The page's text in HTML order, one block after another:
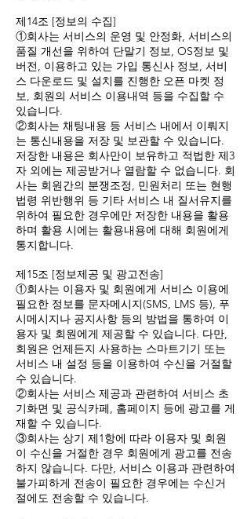
제14조 [정보의 수집]
①회사는 서비스의 운영 및 안정화, 서비스의
품질 개선을 위하여 단말기 정보, OS정보 및
버전, 이용하고 있는 가입 통신사 정보, 서비
스 다운로드 및 설치를 진행한 오픈 마켓 정
보, 회원의 서비스 이용내역 등을 수집할 수
있습니다.
②회사는 채팅내용 등 서비스 내에서 이뤄지
는 통신내용을 저장 및 보관할 수 있습니다.
저장한 내용은 회사만이 보유하고 적법한 제3
자 외에는 제공받거나 열람할 수 없습니다. 회
사는 회원간의 분쟁조정, 민원처리 또는 현행
법령 위반행위 등 기타 서비스 내 질서유지를
위하여 필요한 경우에만 저장한 내용을 활용
하며 활용 시에는 활용내용에 대해 회원에게
통지합니다.
제15조 [정보제공 및 광고전송]
①회사는 이용자 및 회원에게 서비스 이용에
필요한 정보를 문자메시지(SMS, LMS 등), 푸
시메시지나 공지사항 등의 방법을 통하여 이
용자 및 회원에게 제공할 수 있습니다. 다만,
회원은 언제든지 사용하는 스마트기기 또는
서비스 내 설정 등을 이용하여 수신을 거절할
수 있습니다.
②회사는 서비스 제공과 관련하여 서비스 초
기화면 및 공식카페, 홈페이지 등에 광고를 게
재할 수 있습니다.
③회사는 상기 제1항에 따라 이용자 및 회원
이 수신을 거절한 경우 회원에게 광고를 전송
하지 않습니다. 다만, 서비스 이용과 관련하여
불가피하게 전송이 필요한 경우에는 수신거
절에도 전송할 수 있습니다.